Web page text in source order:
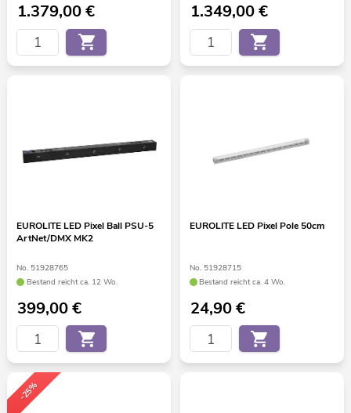
1.379,00€ 1.349,00€
EUROLITE LED Pixel Ball PSU-5
ArtNet/DMX MK2
No. 51928765
Bestand reicht ca. 12 Wo.
399,00€
EUROLITE LED Pixel Pole 50cm
No. 51928715
Bestand reicht ca. 4 Wo.
24,90€
-25%